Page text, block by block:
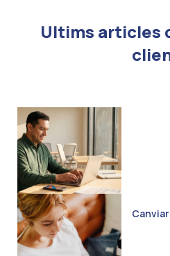
Ultims articles